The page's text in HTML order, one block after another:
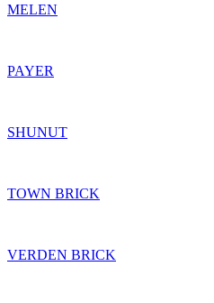
MELEN
PAYER
SHUNUT
TOWN BRICK
VERDEN BRICK